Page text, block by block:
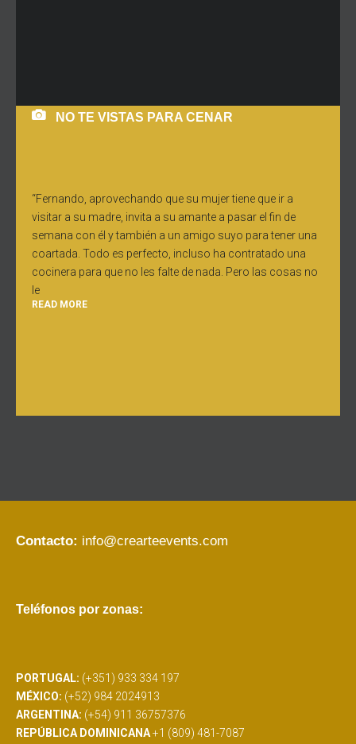
NO TE VISTAS PARA CENAR
“Fernando, aprovechando que su mujer tiene que ir a
visitar a su madre, invita a su amante a pasar el fin de
semana con él y también a un amigo suyo para tener una
coartada. Todo es perfecto, incluso ha contratado una
cocinera para que no les falte de nada. Pero las cosas no
le
READ MORE
Contacto: info@crearteevents.com
Teléfonos por zonas:
PORTUGAL: (+351) 933 334 197
MÉXICO: (+52) 984 2024913
ARGENTINA: (+54) 911 36757376
REPÚBLICA DOMINICANA+1 (809) 481-7087